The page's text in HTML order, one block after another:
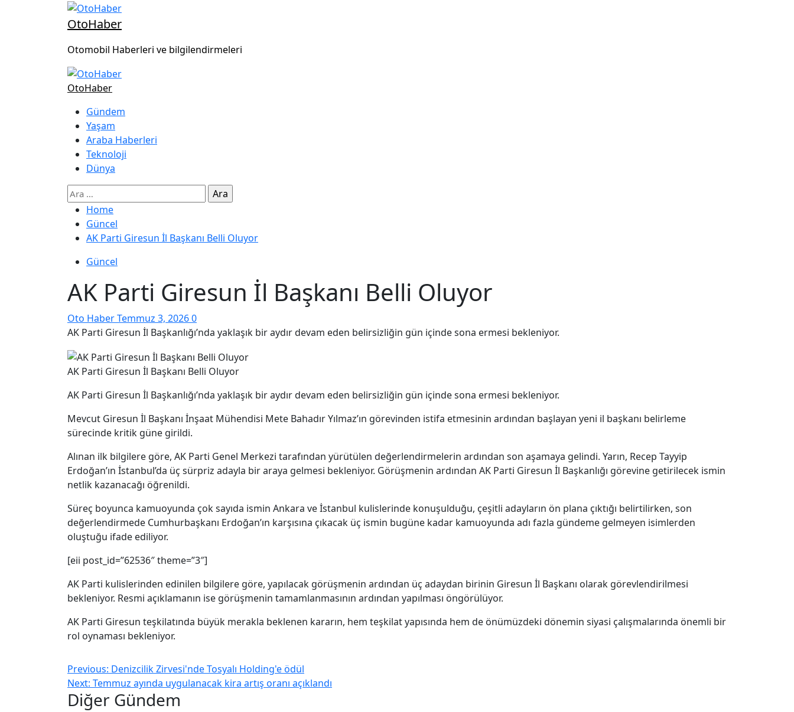
OtoHaber
Otomobil Haberleri ve bilgilendirmeleri
OtoHaber
Gündem
Yaşam
Araba Haberleri
Teknoloji
Dünya
Home
Güncel
AK Parti Giresun İl Başkanı Belli Oluyor
Güncel
AK Parti Giresun İl Başkanı Belli Oluyor
Oto HaberTemmuz 3, 20260
AK Parti Giresun İl Başkanlığı’nda yaklaşık bir aydır devam eden belirsizliğin gün içinde sona ermesi bekleniyor.
AK Parti Giresun İl Başkanı Belli Oluyor
AK Parti Giresun İl Başkanlığı’nda yaklaşık bir aydır devam eden belirsizliğin gün içinde sona ermesi bekleniyor.
Mevcut Giresun İl Başkanı İnşaat Mühendisi Mete Bahadır Yılmaz’ın görevinden istifa etmesinin ardından başlayan yeni il başkanı belirleme
sürecinde kritik güne girildi.
Alınan ilk bilgilere göre, AK Parti Genel Merkezi tarafından yürütülen değerlendirmelerin ardından son aşamaya gelindi. Yarın, Recep Tayyip
Erdoğan’ın İstanbul’da üç sürpriz adayla bir araya gelmesi bekleniyor. Görüşmenin ardından AK Parti Giresun İl Başkanlığı görevine getirilecek ismin
netlik kazanacağı öğrenildi.
Süreç boyunca kamuoyunda çok sayıda ismin Ankara ve İstanbul kulislerinde konuşulduğu, çeşitli adayların ön plana çıktığı belirtilirken, son
değerlendirmede Cumhurbaşkanı Erdoğan’ın karşısına çıkacak üç ismin bugüne kadar kamuoyunda adı fazla gündeme gelmeyen isimlerden
oluştuğu ifade ediliyor.
[eii post_id=”62536″ theme=”3″]
AK Parti kulislerinden edinilen bilgilere göre, yapılacak görüşmenin ardından üç adaydan birinin Giresun İl Başkanı olarak görevlendirilmesi
bekleniyor. Resmi açıklamanın ise görüşmenin tamamlanmasının ardından yapılması öngörülüyor.
AK Parti Giresun teşkilatında büyük merakla beklenen kararın, hem teşkilat yapısında hem de önümüzdeki dönemin siyasi çalışmalarında önemli bir
rol oynaması bekleniyor.
Previous: Denizcilik Zirvesi'nde Tosyalı Holding'e ödül
Next: Temmuz ayında uygulanacak kira artış oranı açıklandı
Diğer Gündem